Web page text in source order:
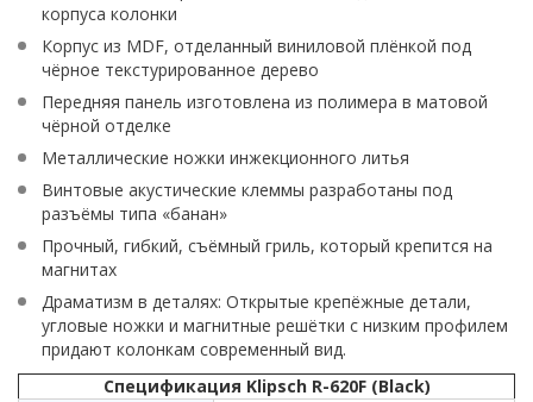
корпуса колонки
Корпус из MDF, отделанный виниловой плёнкой под
чёрное текстурированное дерево
Передняя панель изготовлена из полимера в матовой
чёрной отделке
Металлические ножки инжекционного литья
Винтовые акустические клеммы разработаны под
разъёмы типа «банан»
Прочный, гибкий, съёмный гриль, который крепится на
магнитах
Драматизм в деталях: Открытые крепёжные детали,
угловые ножки и магнитные решётки с низким профилем
придают колонкам современный вид.
Спецификация Klipsch R-620F (Black)